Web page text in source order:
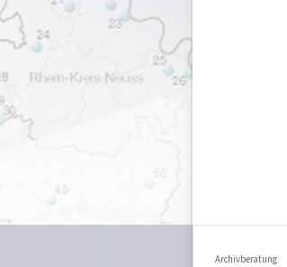
Archivberatung